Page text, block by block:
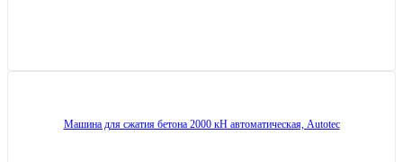
Машина для сжатия бетона 2000 кН автоматическая, Autotec